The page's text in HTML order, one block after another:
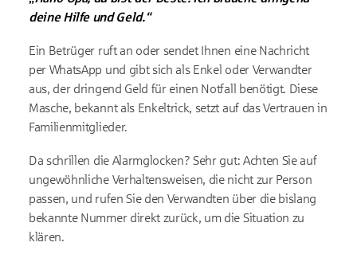
deine Hilfe und Geld.“
Ein Betrüger ruft an oder sendet Ihnen eine Nachricht
per WhatsApp und gibt sich als Enkel oder Verwandter
aus, der dringend Geld für einen Notfall benötigt. Diese
Masche, bekannt als Enkeltrick, setzt auf das Vertrauen in
Familienmitglieder.
Da schrillen die Alarmglocken? Sehr gut: Achten Sie auf
ungewöhnliche Verhaltensweisen, die nicht zur Person
passen, und rufen Sie den Verwandten über die bislang
bekannte Nummer direkt zurück, um die Situation zu
klären.